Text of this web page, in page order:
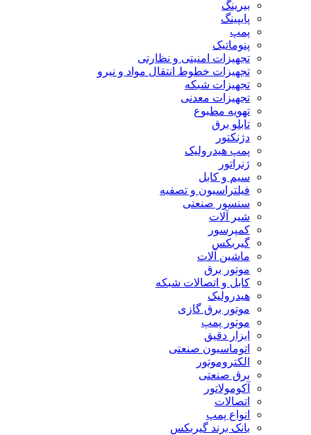
بیرینگ
پایپینگ
پمپ
پنوماتیک
تجهیزات امنیتی و نظارتی
تجهیزات خطوط انتقال مواد و نیرو
تجهیزات شبکه
تجهیزات معدنی
تهویه مطبوع
تابلو برق
دژنکتور
پمپ هیدرولیک
ژنراتور
سیم و کابل
فیلتراسیون و تصفیه
سنسور صنعتی
شیر آلات
کمپرسور
گیربکس
ماشین آلات
موتور برق
کابل و اتصالات شبکه
هیدرولیک
موتور برق گازی
موتور پمپ
ابزار دقیق
اتوماسیون صنعتی
الکتروموتور
برق صنعتی
آکومولاتور
اتصالات
انواع پمپ
بانک برند گیربکس